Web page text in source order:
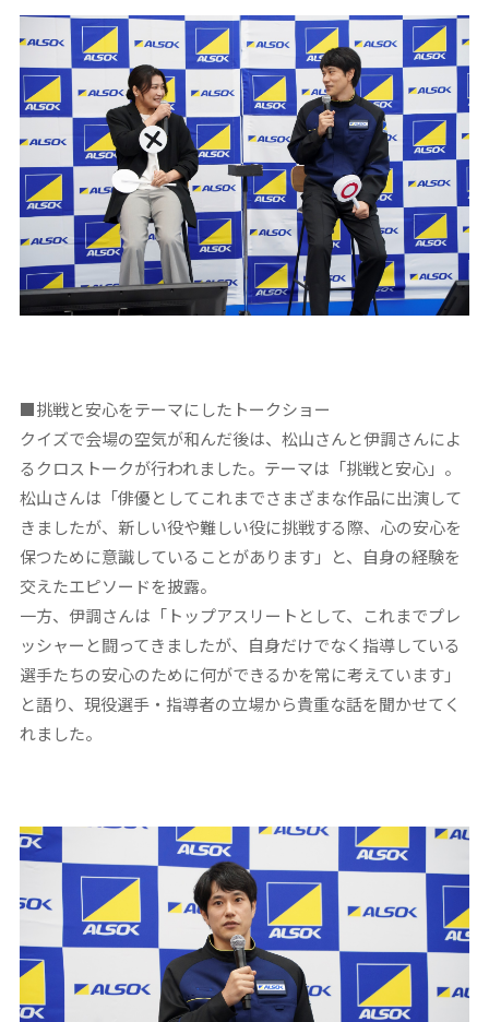
■挑戦と安心をテーマにしたトークショー
クイズで会場の空気が和んだ後は、松山さんと伊調さんによ
るクロストークが行われました。テーマは「挑戦と安心」。
松山さんは「俳優としてこれまでさまざまな作品に出演して
きましたが、新しい役や難しい役に挑戦する際、心の安心を
保つために意識していることがあります」と、自身の経験を
交えたエピソードを披露。
一方、伊調さんは「トップアスリートとして、これまでプレ
ッシャーと闘ってきましたが、自身だけでなく指導している
選手たちの安心のために何ができるかを常に考えています」
と語り、現役選手・指導者の立場から貴重な話を聞かせてく
れました。